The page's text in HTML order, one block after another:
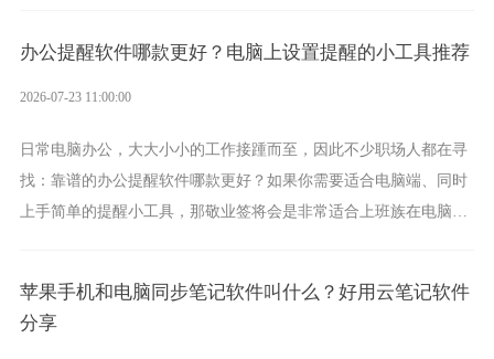
办公提醒软件哪款更好？电脑上设置提醒的小工具推荐
2026-07-23 11:00:00
日常电脑办公，大大小小的工作接踵而至，因此不少职场人都在寻
找：靠谱的办公提醒软件哪款更好？如果你需要适合电脑端、同时
上手简单的提醒小工具，那敬业签将会是非常适合上班族在电脑上
苹果手机和电脑同步笔记软件叫什么？好用云笔记软件
分享